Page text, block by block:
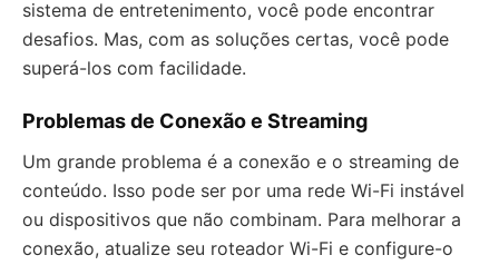
sistema de entretenimento, você pode encontrar
desafios. Mas, com as soluções certas, você pode
superá-los com facilidade.
Problemas de Conexão e Streaming
Um grande problema é a conexão e o streaming de
conteúdo. Isso pode ser por uma rede Wi-Fi instável
ou dispositivos que não combinam. Para melhorar a
conexão, atualize seu roteador Wi-Fi e configure-o